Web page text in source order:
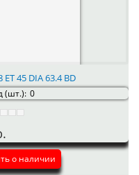
ET 45 DIA 63.4 BD
(шт.): 0
о наличии